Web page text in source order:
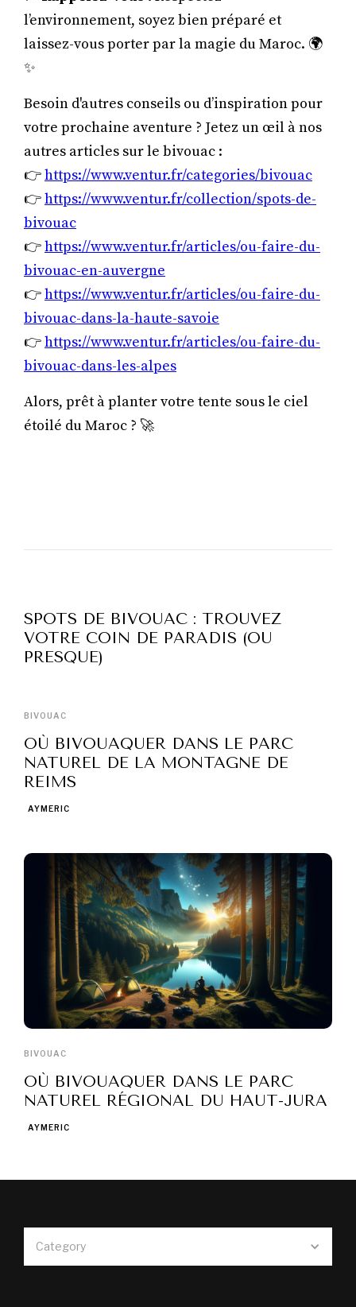
l’environnement, soyez bien préparé et
laissez-vous porter par la magie du Maroc. 🌍
✨
Besoin d'autres conseils ou d’inspiration pour
votre prochaine aventure ? Jetez un œil à nos
autres articles sur le bivouac :
👉https://www.ventur.fr/categories/bivouac
👉https://www.ventur.fr/collection/spots-de-
bivouac
👉https://www.ventur.fr/articles/ou-faire-du-
bivouac-en-auvergne
👉https://www.ventur.fr/articles/ou-faire-du-
bivouac-dans-la-haute-savoie
👉https://www.ventur.fr/articles/ou-faire-du-
bivouac-dans-les-alpes
Alors, prêt à planter votre tente sous le ciel
étoilé du Maroc ? 🚀
SPOTS DE BIVOUAC : TROUVEZ
VOTRE COIN DE PARADIS (OU
PRESQUE)
BIVOUAC
OÙ BIVOUAQUER DANS LE PARC
NATUREL DE LA MONTAGNE DE
REIMS
AYMERIC
BIVOUAC
OÙ BIVOUAQUER DANS LE PARC
NATUREL RÉGIONAL DU HAUT-JURA
AYMERIC
Category